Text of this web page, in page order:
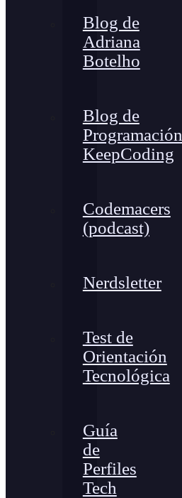
Blog de
Adriana
Botelho
Blog de
Programación
KeepCoding
Codemacers
(podcast)
Nerdsletter
Test de
Orientación
Tecnológica
Guía
de
Perfiles
Tech